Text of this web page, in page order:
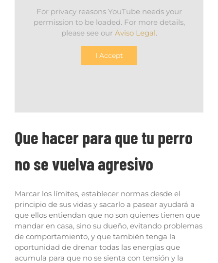
For privacy reasons YouTube needs your
permission to be loaded. For more details,
please see our Aviso Legal.
I Accept
Que hacer para que tu perro
no se vuelva agresivo
Marcar los límites, establecer normas desde el
principio de sus vidas y sacarlo a pasear ayudará a
que ellos entiendan que no son quienes tienen que
mandar en casa, sino su dueño, evitando problemas
de comportamiento, y que también tenga la
oportunidad de drenar todas las energías que
acumula para que no se sienta con tensión y la